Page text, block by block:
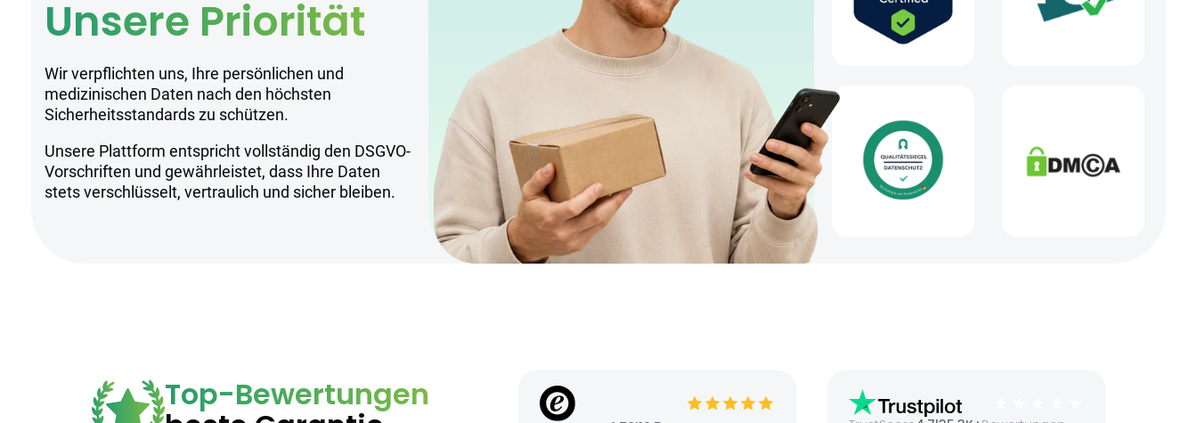
Unsere Priorität
Wir verpflichten uns, Ihre persönlichen und
medizinischen Daten nach den höchsten
Sicherheitsstandards zu schützen.
Unsere Plattform entspricht vollständig den DSGVO-
Vorschriften und gewährleistet, dass Ihre Daten
stets verschlüsselt, vertraulich und sicher bleiben.
Top-Bewertungen